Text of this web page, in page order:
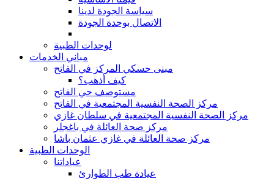
سياسة الجودة لدينا
الاتصال بوحدة الجودة
لوحدات الطبية
مباني الخدمات
مبنى حسكي المركز في الفاتح
كيف أذهب؟
مستوصف حي الفاتح
مركز الصحة النفسية المجتمعية في الفاتح
مركز الصحة النفسية المجتمعية في سلطان غازي
مركز صحة العائلة في باغجلر
مركز صحة العائلة في غازي عثمان باشا
الوحدات الطبية
عياداتنا
عيادة طب الطوارئ